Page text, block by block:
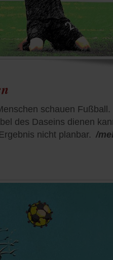
schauen Fußball.
des Daseins dienen
nicht planbar. /